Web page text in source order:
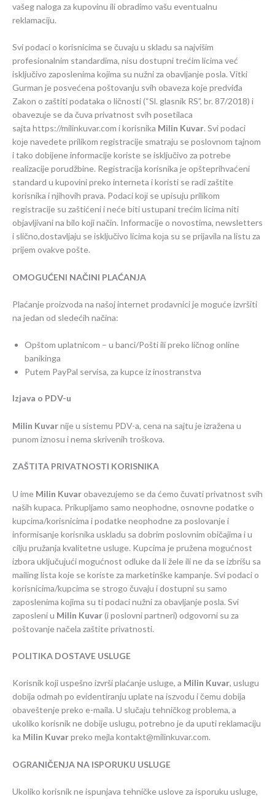
vašeg naloga za kupovinu ili obradimo vašu eventualnu
reklamaciju.
Svi podaci o korisnicima se čuvaju u skladu sa najvišim
profesionalnim standardima, nisu dostupni trećim licima već
isključivo zaposlenima kojima su nužni za obavljanje posla. Vitki
Gurman je posvećena poštovanju svih obaveza koje predviđa
Zakon o zaštiti podataka o ličnosti (“Sl. glasnik RS”, br. 87/2018) i
obavezuje se da čuva privatnost svih posetilaca
sajta https://milinkuvar.com i korisnika Milin Kuvar. Svi podaci
kоје navedete prilikom registracije smatraju se poslovnom tajnom
i tako dobijene informacije koriste se isključivo za potrebe
realizacije porudžbine. Registracija korisnika je opšteprihvaćeni
standard u kupovini preko interneta i koristi se radi zaštite
korisnika i njihovih prava. Podaci kојi se upisuju prilikom
registracije su zaštićeni i neće biti ustupani trećim licima niti
objavljivani na bilo koji način. Informacije o novostima, newsletters
i slično,dostavljaju se isključivo licima kоја su se prijavila na listu za
prijem ovakve pošte.
OMOGUĆENI NAČINI PLAĆANJA
Plaćanje proizvoda na našoj internet prodavnici je moguće izvršiti
na jedan od sledećih načina:
Opštom uplatnicom – u banci/Pošti ili preko ličnog online
banikinga
Putem PayPal servisa, za kupce iz inostranstva
Izjava o PDV-u
Milin Kuvarnije u sistemu PDV-a, cena na sajtu je izražena u
punom iznosu i nema skrivenih troškova.
ZAŠTITA PRIVATNOSTI KORISNIKA
U ime Milin Kuvarobavezujemo se da ćemo čuvati privatnost svih
naših kupaca. Prikupljamo samo neophodne, osnovne podatke o
kupcima/korisnicima i podatke neophodne za poslovanje i
informisanje korisnika uskladu sa dobrim poslovnim običajima i u
cilju pružanja kvalitetne usluge. Kupcima je pružena mogućnost
izbora uključujući mogućnost odluke da li žele ili ne da se izbrišu sa
mailing lista koje se koriste za marketinške kampanje. Svi podaci o
korisnicima/kupcima se strogo čuvaju i dostupni su samo
zaposlenima kojima su ti podaci nužni za obavljanje posla. Svi
zaposleni u Milin Kuvar(i poslovni partneri) odgovorni su za
poštovanje načela zaštite privatnosti.
POLITIKA DOSTAVE USLUGE
Korisnik koji uspešno izvrši plaćanje usluge, a Milin Kuvar, uslugu
dobija odmah po evidentiranju uplate na iszvodu i čemu dobija
obaveštenje preko e-maila. U slučaju tehničkog problema, a
ukoliko korisnik ne dobije uslugu, potrebno je da uputi reklamaciju
ka Milin Kuvarpreko mejla kontakt@milinkuvar.com.
OGRANIČENJA NA ISPORUKU USLUGE
Ukoliko korisnik ne ispunjava tehničke uslove za isporuku usluge,